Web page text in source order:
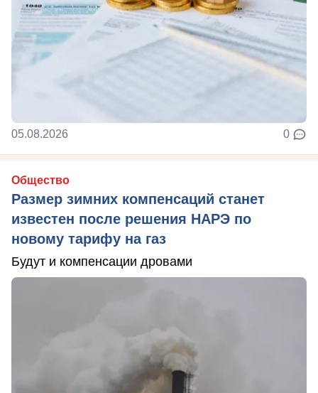
05.08.2026 0
Общество
Размер зимних компенсаций станет
известен после решения НАРЭ по
новому тарифу на газ
Будут и компенсации дровами